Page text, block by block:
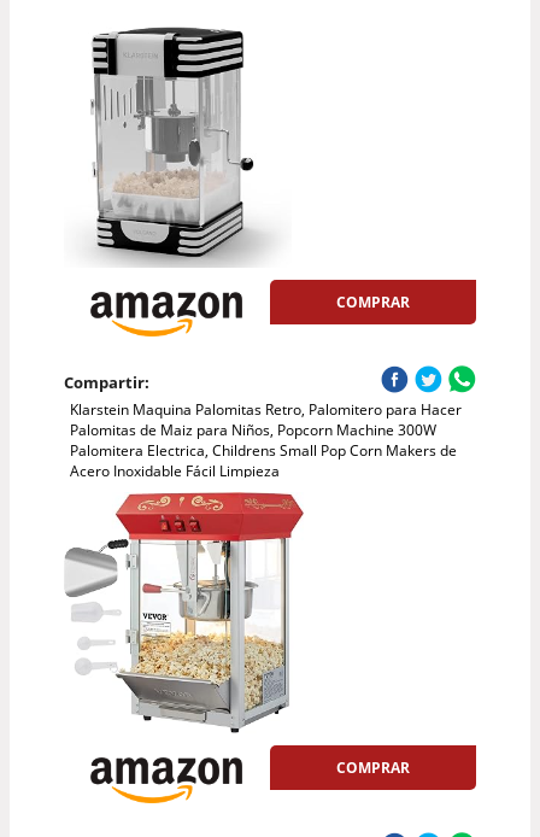
COMPRAR
Compartir:
Klarstein Maquina Palomitas Retro, Palomitero para Hacer
Palomitas de Maiz para Niños, Popcorn Machine 300W
Palomitera Electrica, Childrens Small Pop Corn Makers de
Acero Inoxidable Fácil Limpieza
COMPRAR